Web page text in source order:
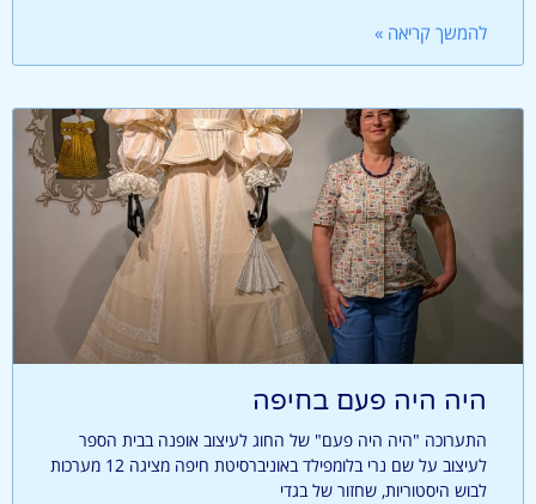
להמשך קריאה »
היה היה פעם בחיפה
התערוכה "היה היה פעם" של החוג לעיצוב אופנה בבית הספר
לעיצוב על שם נרי בלומפילד באוניברסיטת חיפה מציגה 12 מערכות
לבוש היסטוריות, שחזור של בגדי